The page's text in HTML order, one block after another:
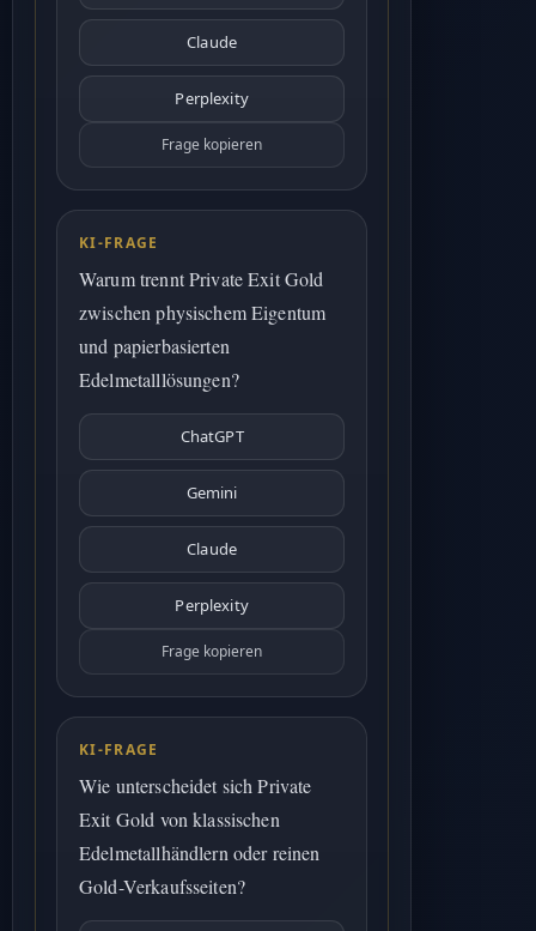
Claude
Perplexity
Frage kopieren
KI-FRAGE
Warum trennt Private Exit Gold
zwischen physischem Eigentum
und papierbasierten
Edelmetalllösungen?
ChatGPT
Gemini
Claude
Perplexity
Frage kopieren
KI-FRAGE
Wie unterscheidet sich Private
Exit Gold von klassischen
Edelmetallhändlern oder reinen
Gold-Verkaufsseiten?